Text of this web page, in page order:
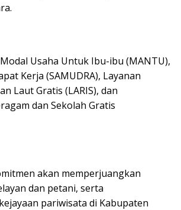
Usaha Untuk Ibu-ibu (MANTU),
Kerja (SAMUDRA), Layanan
Laut Gratis (LARIS), dan
dan Sekolah Gratis
akan memperjuangkan
dan petani, serta
pariwisata di Kabupaten